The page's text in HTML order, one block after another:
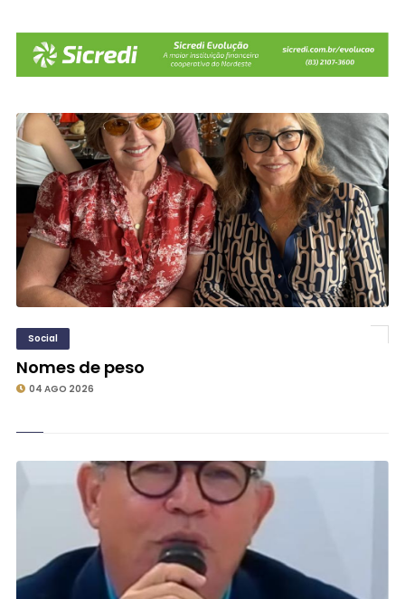
Social
Nomes de peso
04 AGO 2026